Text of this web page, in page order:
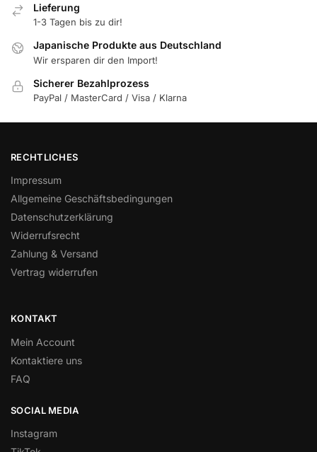
Lieferung
1-3 Tagen bis zu dir!
Japanische Produkte aus Deutschland
Wir ersparen dir den Import!
Sicherer Bezahlprozess
PayPal / MasterCard / Visa / Klarna
RECHTLICHES
Impressum
Allgemeine Geschäftsbedingungen
Datenschutzerklärung
Widerrufsrecht
Zahlung & Versand
Vertrag widerrufen
KONTAKT
Mein Account
Kontaktiere uns
FAQ
SOCIAL MEDIA
Instagram